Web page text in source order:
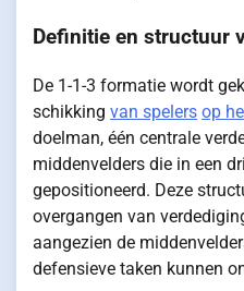
Definitie en structuur
De 1-1-3 formatie wordt
schikking van spelers op
doelman, één centrale
middenvelders die in een
gepositioneerd. Deze
overgangen van
aangezien de
defensieve taken kunnen